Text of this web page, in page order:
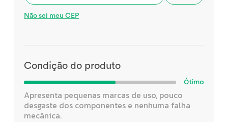
Não sei meu CEP
Condição do produto
Ótimo
Apresenta pequenas marcas de uso, pouco
desgaste dos componentes e nenhuma falha
mecânica.